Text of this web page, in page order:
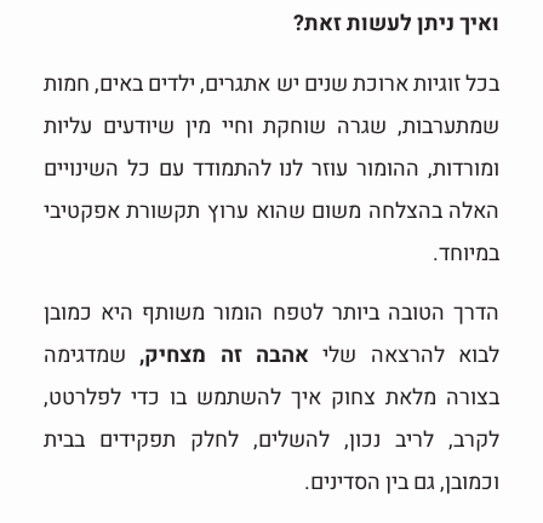
ואיך ניתן לעשות זאת?
בכל זוגיות ארוכת שנים יש אתגרים, ילדים באים, חמות
שמתערבות, שגרה שוחקת וחיי מין שיודעים עליות
ומורדות, ההומור עוזר לנו להתמודד עם כל השינויים
האלה בהצלחה משום שהוא ערוץ תקשורת אפקטיבי
במיוחד.
הדרך הטובה ביותר לטפח הומור משותף היא כמובן
לבוא להרצאה שלי אהבה זה מצחיק, שמדגימה
בצורה מלאת צחוק איך להשתמש בו כדי לפלרטט,
לקרב, לריב נכון, להשלים, לחלק תפקידים בבית
וכמובן, גם בין הסדינים.